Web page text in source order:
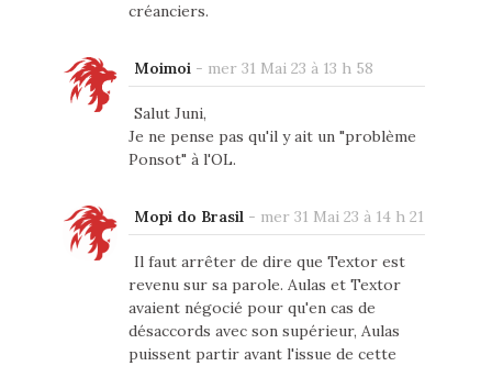
créanciers.
Moimoi- mer 31 Mai 23 à 13 h 58
Salut Juni,
Je ne pense pas qu'il y ait un "problème
Ponsot" à l'OL.
Mopi do Brasil- mer 31 Mai 23 à 14 h 21
Il faut arrêter de dire que Textor est
revenu sur sa parole. Aulas et Textor
avaient négocié pour qu'en cas de
désaccords avec son supérieur, Aulas
puissent partir avant l'issue de cette